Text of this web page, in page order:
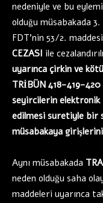
nedeniyle ve bu
olduğu müsabakada
FDT’nin 53/2.
CEZASI ile
uyarınca çirkin ve
TRİBÜN 418-419-
seyircilerin elektronik
edilmesi suretiyle bir
müsabakaya
Aynı müsabakada
neden olduğu saha
maddeleri uyarınca